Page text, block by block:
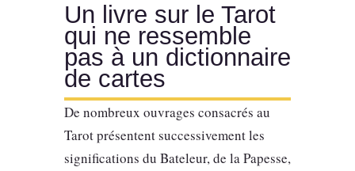
Un livre sur le Tarot
qui ne ressemble
pas à un dictionnaire
de cartes
De nombreux ouvrages consacrés au
Tarot présentent successivement les
significations du Bateleur, de la Papesse,